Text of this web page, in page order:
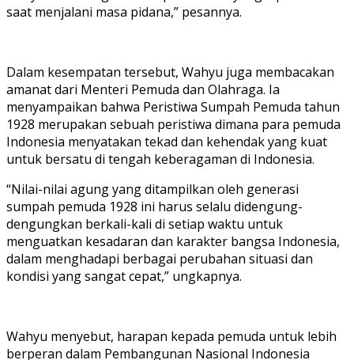
saat menjalani masa pidana,” pesannya.
Dalam kesempatan tersebut, Wahyu juga membacakan
amanat dari Menteri Pemuda dan Olahraga. Ia
menyampaikan bahwa Peristiwa Sumpah Pemuda tahun
1928 merupakan sebuah peristiwa dimana para pemuda
Indonesia menyatakan tekad dan kehendak yang kuat
untuk bersatu di tengah keberagaman di Indonesia.
“Nilai-nilai agung yang ditampilkan oleh generasi
sumpah pemuda 1928 ini harus selalu didengung-
dengungkan berkali-kali di setiap waktu untuk
menguatkan kesadaran dan karakter bangsa Indonesia,
dalam menghadapi berbagai perubahan situasi dan
kondisi yang sangat cepat,” ungkapnya.
Wahyu menyebut, harapan kepada pemuda untuk lebih
berperan dalam Pembangunan Nasional Indonesia